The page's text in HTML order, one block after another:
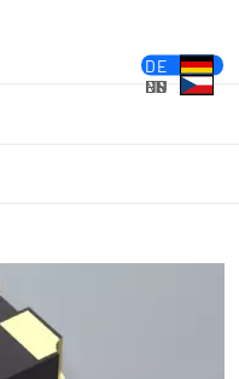
DE
EN
FR
ES
PL
IT
NL
HU
CS